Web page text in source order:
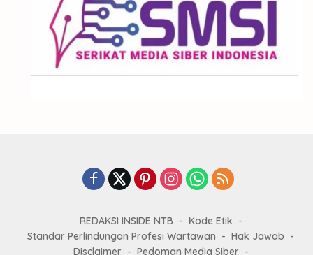
REDAKSI INSIDE NTB
Kode Etik
Standar Perlindungan Profesi Wartawan
Hak Jawab
Disclaimer
Pedoman Media Siber